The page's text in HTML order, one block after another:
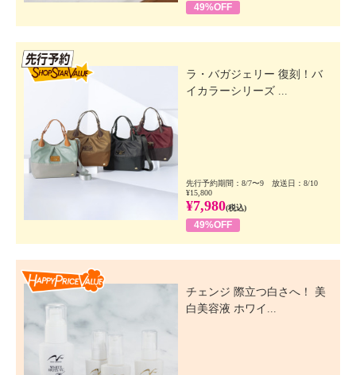
49%OFF
ラ・バガジェリー 復刻！バ
イカラーシリーズ ...
先行予約期間：8/7〜9 放送日：8/10
¥15,800
¥7,980(税込)
49%OFF
チェンジ 際立つ白さへ！ 美
白美容液 ホワイ...